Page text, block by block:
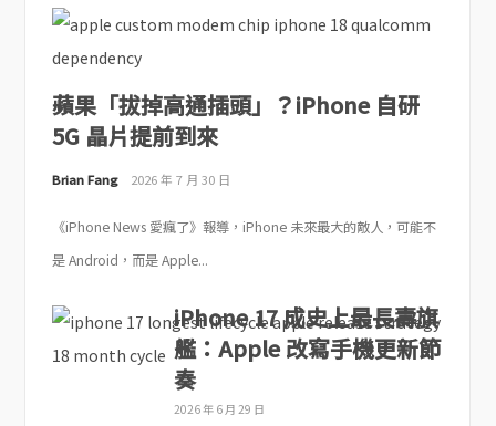
蘋果「拔掉高通插頭」？iPhone 自研
5G 晶片提前到來
Brian Fang 2026 年 7 月 30 日
《iPhone News 愛瘋了》報導，iPhone 未來最大的敵人，可能不
是 Android，而是 Apple...
iPhone 17 成史上最長壽旗
艦：Apple 改寫手機更新節
奏
2026 年 6 月 29 日